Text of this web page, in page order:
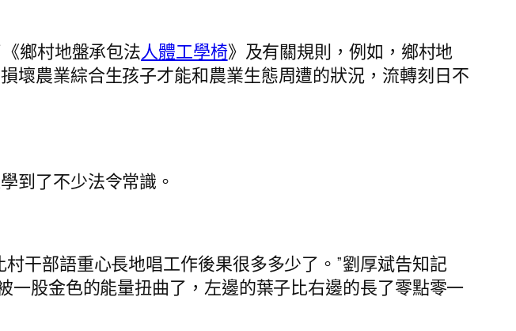
鄉村地盤承包法人體工學椅》及有關規則，例如，鄉村地
壞農業綜合生孩子才能和農業生態周遭的狀況，流轉刻日不
到了不少法令常識。
干部語重心長地唱工作後果很多多少了。”劉厚斌告知記
一股金色的能量扭曲了，左邊的葉子比右邊的長了零點零一